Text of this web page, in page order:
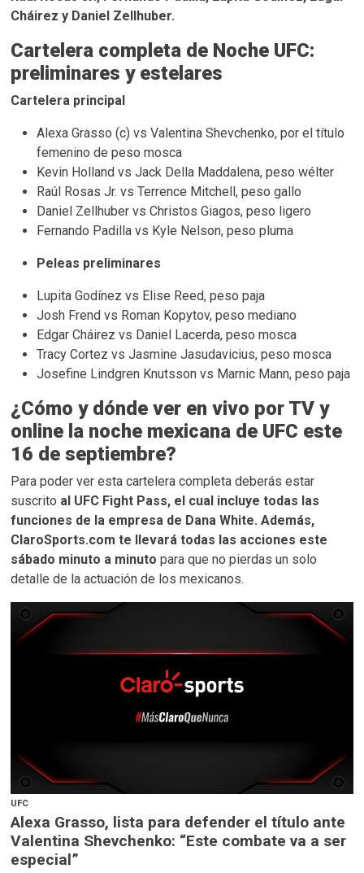
Cháirez y Daniel Zellhuber.
Cartelera completa de Noche UFC:
preliminares y estelares
Cartelera principal
Alexa Grasso (c) vs Valentina Shevchenko, por el título
femenino de peso mosca
Kevin Holland vs Jack Della Maddalena, peso wélter
Raúl Rosas Jr. vs Terrence Mitchell, peso gallo
Daniel Zellhuber vs Christos Giagos, peso ligero
Fernando Padilla vs Kyle Nelson, peso pluma
Peleas preliminares
Lupita Godínez vs Elise Reed, peso paja
Josh Frend vs Roman Kopytov, peso mediano
Edgar Cháirez vs Daniel Lacerda, peso mosca
Tracy Cortez vs Jasmine Jasudavicius, peso mosca
Josefine Lindgren Knutsson vs Marnic Mann, peso paja
¿Cómo y dónde ver en vivo por TV y
online la noche mexicana de UFC este
16 de septiembre?
Para poder ver esta cartelera completa deberás estar
suscrito al UFC Fight Pass, el cual incluye todas las
funciones de la empresa de Dana White. Además,
ClaroSports.com te llevará todas las acciones este
sábado minuto a minuto para que no pierdas un solo
detalle de la actuación de los mexicanos.
UFC
Alexa Grasso, lista para defender el título ante
Valentina Shevchenko: “Este combate va a ser
especial”